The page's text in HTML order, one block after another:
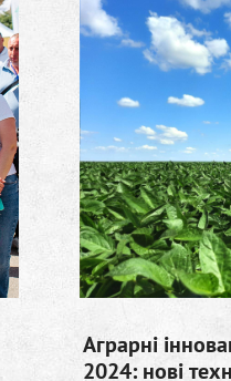
Аграрні
2024: нові